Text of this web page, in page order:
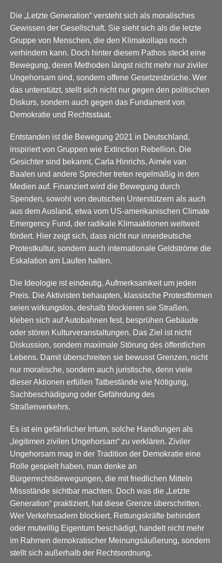
Die „Letzte Generation“ versteht sich als moralisches
Gewissen der Gesellschaft. Sie sieht sich als die letzte
Gruppe von Menschen, die den Klimakollaps noch
verhindern kann. Doch hinter diesem Pathos steckt eine
Bewegung, deren Methoden längst nicht mehr nur ziviler
Ungehorsam sind, sondern offene Gesetzesbrüche. Wer
das unterstützt, stellt sich nicht nur gegen den politischen
Diskurs, sondern auch gegen das Fundament von
Demokratie und Rechtsstaat.
Entstanden ist die Bewegung 2021 in Deutschland,
inspiriert von Gruppen wie Extinction Rebellion. Die
Gesichter sind bekannt, Carla Hinrichs, Aimée van
Baalen und andere Sprecher treten regelmäßig in den
Medien auf. Finanziert wird die Bewegung durch
Spenden, sowohl von deutschen Unterstützern als auch
aus dem Ausland, etwa vom US-amerikanischen Climate
Emergency Fund, der radikale Klimaaktionen weltweit
fördert. Hier zeigt sich, dass nicht nur innerdeutsche
Protestkultur, sondern auch internationale Geldströme die
Eskalation am Laufen halten.
Die Ideologie ist eindeutig, Aufmerksamkeit um jeden
Preis. Die Aktivisten behaupten, klassische Protestformen
seien wirkungslos, deshalb blockieren sie Straßen,
kleben sich auf Autobahnen fest, besprühen Gebäude
oder stören Kulturveranstaltungen. Das Ziel ist nicht
Diskussion, sondern maximale Störung des öffentlichen
Lebens. Damit überschreiten sie bewusst Grenzen, nicht
nur moralische, sondern auch juristische, denn viele
dieser Aktionen erfüllen Tatbestände wie Nötigung,
Sachbeschädigung oder Gefährdung des
Straßenverkehrs.
Es ist ein gefährlicher Irrtum, solche Handlungen als
„legitimen zivilen Ungehorsam“ zu verklären. Ziviler
Ungehorsam mag in der Tradition der Demokratie eine
Rolle gespielt haben, man denke an
Bürgerrechtsbewegungen, die mit friedlichen Mitteln
Missstände sichtbar machten. Doch was die „Letzte
Generation“ praktiziert, hat diese Grenze überschritten.
Wer Verkehrsadern blockiert, Rettungskräfte behindert
oder mutwillig Eigentum beschädigt, handelt nicht mehr
im Rahmen demokratischer Meinungsäußerung, sondern
stellt sich außerhalb der Rechtsordnung.